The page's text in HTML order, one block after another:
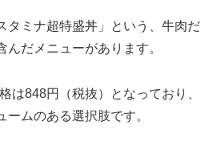
タミナ超特盛丼」という、牛肉だ
だメニューがあります。
は848円（税抜）となっており、
ムのある選択肢です。